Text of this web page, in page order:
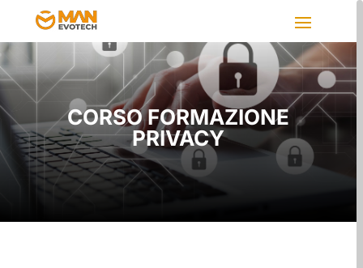
CORSO FORMAZIONE
PRIVACY